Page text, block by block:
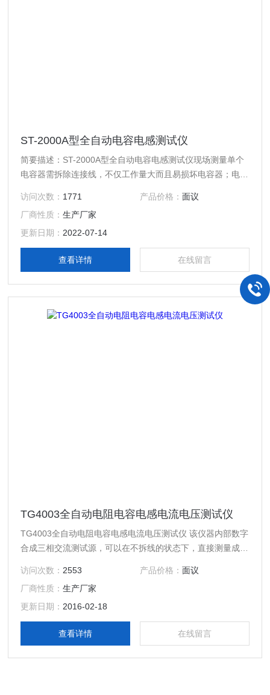
ST-2000A型全自动电容电感测试仪
简要描述：ST-2000A型全自动电容电感测试仪现场测量单个
电容器需拆除连接线，不仅工作量大而且易损坏电容器；电容
访问次数： 1771 产品价格： 面议
厂商性质：生产厂家
更新日期： 2022-07-14
查看详情 在线留言
TG4003全自动电阻电容电感电流电压测试仪
TG4003全自动电阻电容电感电流电压测试仪 该仪器内部数字
合成三相交流测试源，可以在不拆线的状态下，直接测量成组
时也能够测量各种电抗器的电感，接线简单，测试、记录方
便，大大提高了工作效率。它以大屏幕彩色液晶作为显示窗
口，菜单操作并配有汉字提示，集多参量于一屏的显示界面，
人机对话界面友好，使用简便、快捷，是各级电力用户的*产
访问次数： 2553 产品价格： 面议
厂商性质：生产厂家
更新日期： 2016-02-18
查看详情 在线留言